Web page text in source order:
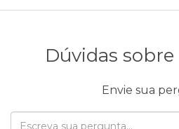
Dúvidas
Envie sua